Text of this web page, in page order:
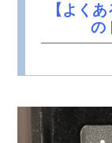
【よく
の